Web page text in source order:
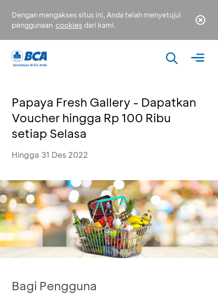
Dengan mengakses situs ini, Anda telah menyetujui
penggunaan cookies dari kami.
Papaya Fresh Gallery - Dapatkan
Voucher hingga Rp 100 Ribu
setiap Selasa
Hingga 31 Des 2022
Bagi Pengguna